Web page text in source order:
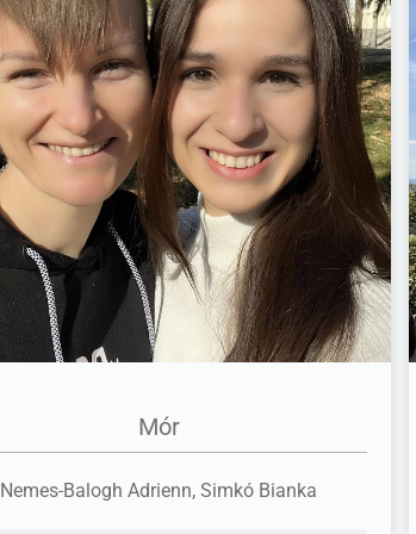
FACEBOOK
Mór
Nemes-Balogh Adrienn, Simkó Bianka